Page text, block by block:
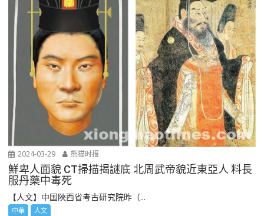
2024-03-29 熊猫时报
鮮卑人面貌 CT掃描揭謎底 北周武帝貌近東亞人 料長
服丹藥中毒死
【人文】中国陜西省考古研究院昨（...
中華 人文